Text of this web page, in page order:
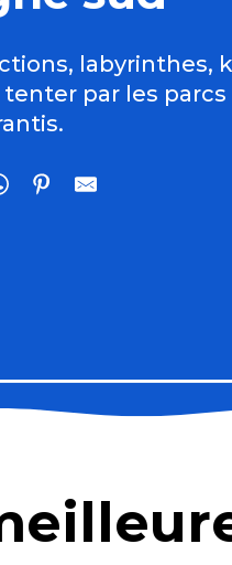
labyrinthes,
tenter par les